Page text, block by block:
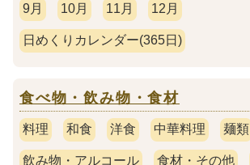
9月 10月 11月 12月
日めくりカレンダー(365日)
食べ物・飲み物・食材
料理 和食 洋食 中華料理 麺類
飲み物・アルコール 食材・その他